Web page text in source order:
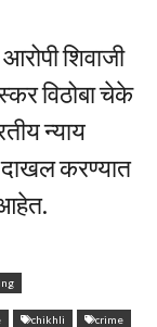
शिवाजी
विठोबा चेके
न्याय
दाखल करण्यात
chikhli crime